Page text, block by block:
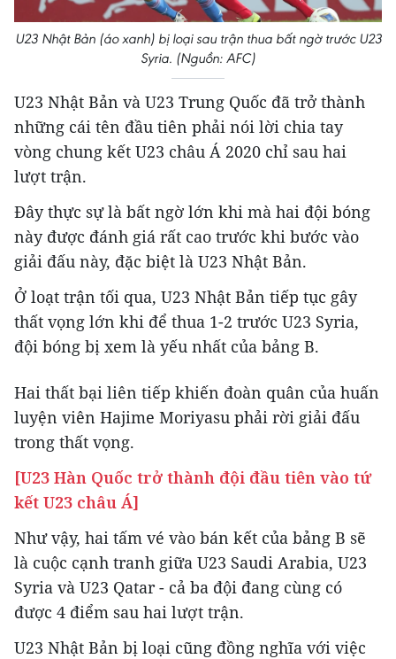
U23 Nhật Bản (áo xanh) bị loại sau trận thua bất ngờ trước U23
Syria. (Nguồn: AFC)
U23 Nhật Bản và U23 Trung Quốc đã trở thành
những cái tên đầu tiên phải nói lời chia tay
vòng chung kết U23 châu Á 2020 chỉ sau hai
lượt trận.
Đây thực sự là bất ngờ lớn khi mà hai đội bóng
này được đánh giá rất cao trước khi bước vào
giải đấu này, đặc biệt là U23 Nhật Bản.
Ở loạt trận tối qua, U23 Nhật Bản tiếp tục gây
thất vọng lớn khi để thua 1-2 trước U23 Syria,
đội bóng bị xem là yếu nhất của bảng B.
Hai thất bại liên tiếp khiến đoàn quân của huấn
luyện viên Hajime Moriyasu phải rời giải đấu
trong thất vọng.
[U23 Hàn Quốc trở thành đội đầu tiên vào tứ
kết U23 châu Á]
Như vậy, hai tấm vé vào bán kết của bảng B sẽ
là cuộc cạnh tranh giữa U23 Saudi Arabia, U23
Syria và U23 Qatar - cả ba đội đang cùng có
được 4 điểm sau hai lượt trận.
U23 Nhật Bản bị loại cũng đồng nghĩa với việc